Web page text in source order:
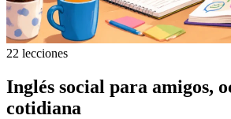
22 lecciones
Inglés social para amigos,
cotidiana